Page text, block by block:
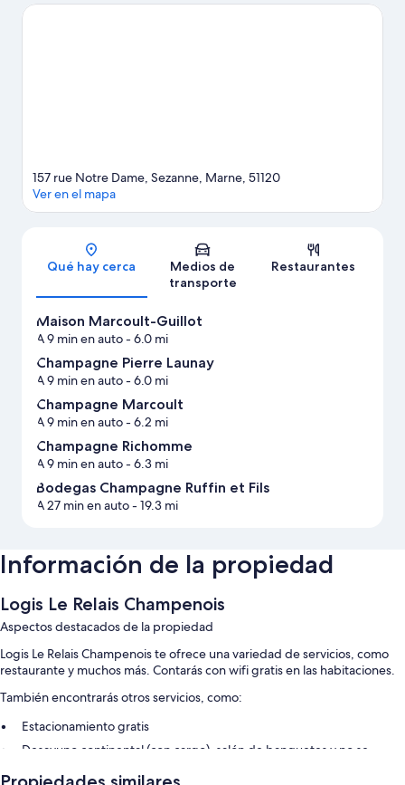
paseos a pie o ciclismo en senderos.
Sección del mapa
157 rue Notre Dame, Sezanne, Marne, 51120
Ver en el mapa
Qué hay cerca
Medios de
transporte
Restaurantes
Maison Marcoult-Guillot
A 9 min en auto- 6.0 mi
Champagne Pierre Launay
A 9 min en auto- 6.0 mi
Champagne Marcoult
A 9 min en auto- 6.2 mi
Champagne Richomme
A 9 min en auto- 6.3 mi
Bodegas Champagne Ruffin et Fils
A 27 min en auto- 19.3 mi
Información de la propiedad
Logis Le Relais Champenois
Aspectos destacados de la propiedad
Logis Le Relais Champenois te ofrece una variedad de servicios, como
restaurante y muchos más. Contarás con wifi gratis en las habitaciones.
También encontrarás otros servicios, como:
Estacionamiento gratis
Desayuno continental (con cargo), salón de banquetes y no se